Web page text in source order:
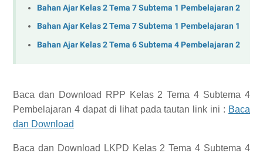
Bahan Ajar Kelas 2 Tema 7 Subtema 1 Pembelajaran 2
Bahan Ajar Kelas 2 Tema 7 Subtema 1 Pembelajaran 1
Bahan Ajar Kelas 2 Tema 6 Subtema 4 Pembelajaran 2
Baca dan Download
RPP Kelas 2 Tema 4 Subtema 4
Pembelajaran 4 dapat di lihat pada tautan link ini : Baca
dan Download
Baca dan Download
LKPD Kelas 2 Tema 4 Subtema 4